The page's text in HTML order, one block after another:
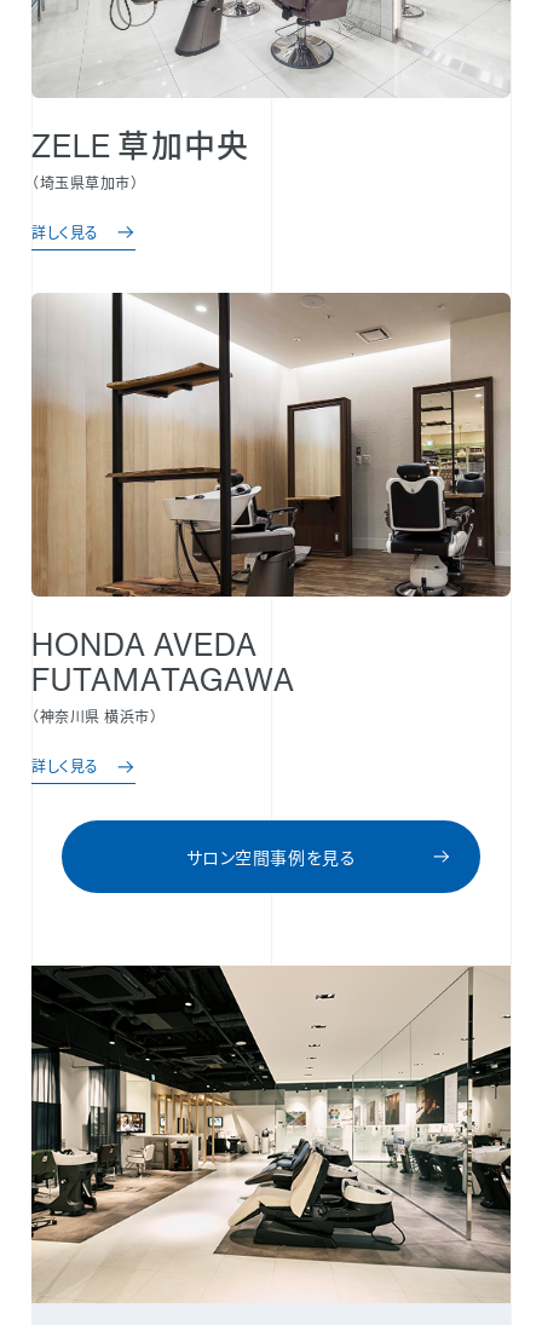
ZELE 草加中央
（埼玉県草加市）
詳しく見る
HONDA AVEDA
FUTAMATAGAWA
（神奈川県 横浜市）
詳しく見る
サロン空間事例を見る